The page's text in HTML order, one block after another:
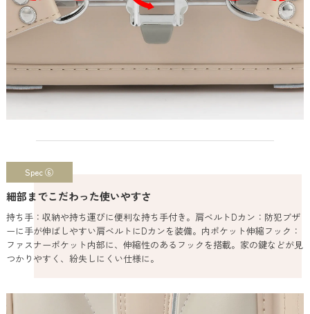
Spec ⑥
細部までこだわった使いやすさ
持ち手：収納や持ち運びに便利な持ち手付き。肩ベルトDカン：防犯ブザ
ーに手が伸ばしやすい肩ベルトにDカンを装備。内ポケット伸縮フック：
ファスナーポケット内部に、伸縮性のあるフックを搭載。家の鍵などが見
つかりやすく、紛失しにくい仕様に。